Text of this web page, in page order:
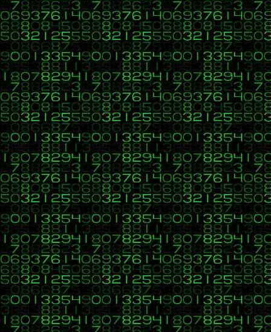
<?php$haceFrio = 15;$respuesta =""; $temperatura = (
Código cambiado con la condicional IF:
Código:[Seleccionar]
<?php $haceFrio = 15;if ($haceFrio < 20 ) { echo
Citar
EJERCICIO 2
Define las variables $tipo, $grosor, $diametro y
Código
Código:[Seleccionar]
<?php $tipo = "Rueda de camión";$grosor = 0.33;
6 C, C++, C#, Java, Visual Basic, HTML, PHP, CSS,
«en:18 de Enero 2020, 09:07 »
EJERCICIO